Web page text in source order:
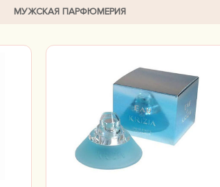
МУЖСКАЯ ПАРФЮМЕРИЯ